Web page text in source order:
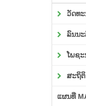
ວັດທະ
ລົນນະ
ໂພຊະ
ສະຖິຕິ
ແຜນທີ່